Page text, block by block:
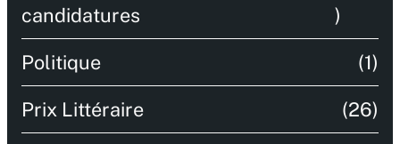
candidatures
)
Politique (1)
Prix Littéraire (26)